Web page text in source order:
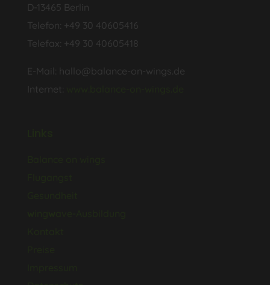
D-13465 Berlin
Telefon: +49 30 40605416
Telefax: +49 30 40605418
E-Mail: hallo@balance-on-wings.de
Internet: